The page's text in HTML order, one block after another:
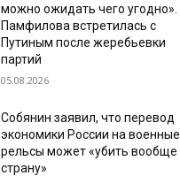
можно ожидать чего угодно».
Памфилова встретилась с
Путиным после жеребьевки
партий
05.08.2026
Собянин заявил, что перевод
экономики России на военные
рельсы может «убить вообще
страну»